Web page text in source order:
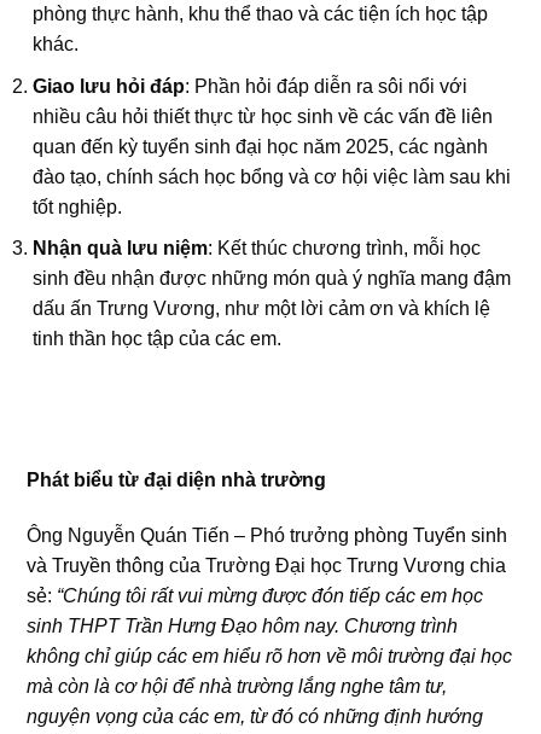
phòng thực hành, khu thể thao và các tiện ích học tập
khác.
Giao lưu hỏi đáp: Phần hỏi đáp diễn ra sôi nổi với
nhiều câu hỏi thiết thực từ học sinh về các vấn đề liên
quan đến kỳ tuyển sinh đại học năm 2025, các ngành
đào tạo, chính sách học bổng và cơ hội việc làm sau khi
tốt nghiệp.
Nhận quà lưu niệm: Kết thúc chương trình, mỗi học
sinh đều nhận được những món quà ý nghĩa mang đậm
dấu ấn Trưng Vương, như một lời cảm ơn và khích lệ
tinh thần học tập của các em.
Phát biểu từ đại diện nhà trường
Ông Nguyễn Quán Tiến – Phó trưởng phòng Tuyển sinh
và Truyền thông của Trường Đại học Trưng Vương chia
sẻ: “Chúng tôi rất vui mừng được đón tiếp các em học
sinh THPT Trần Hưng Đạo hôm nay. Chương trình
không chỉ giúp các em hiểu rõ hơn về môi trường đại học
mà còn là cơ hội để nhà trường lắng nghe tâm tư,
nguyện vọng của các em, từ đó có những định hướng